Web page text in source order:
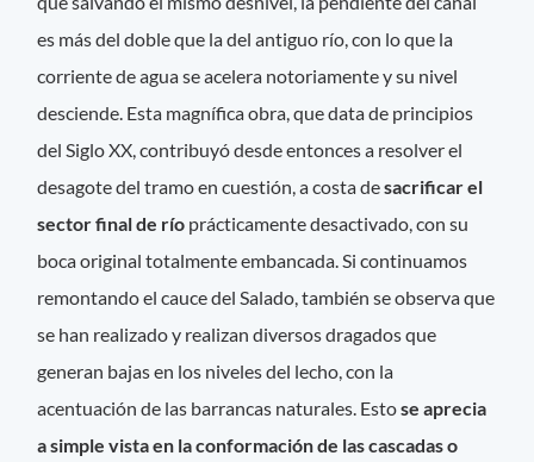
es más del doble que la del antiguo río, con lo que la
corriente de agua se acelera notoriamente y su nivel
desciende. Esta magnífica obra, que data de principios
del Siglo XX, contribuyó desde entonces a resolver el
desagote del tramo en cuestión, a costa desacrificar el
sector final de río prácticamente desactivado, con su
boca original totalmente embancada. Si continuamos
remontando el cauce del Salado, también se observa que
se han realizado y realizan diversos dragados que
generan bajas en los niveles del lecho, con la
acentuación de las barrancas naturales. Estose aprecia
a simple vista en la conformación de las cascadas o